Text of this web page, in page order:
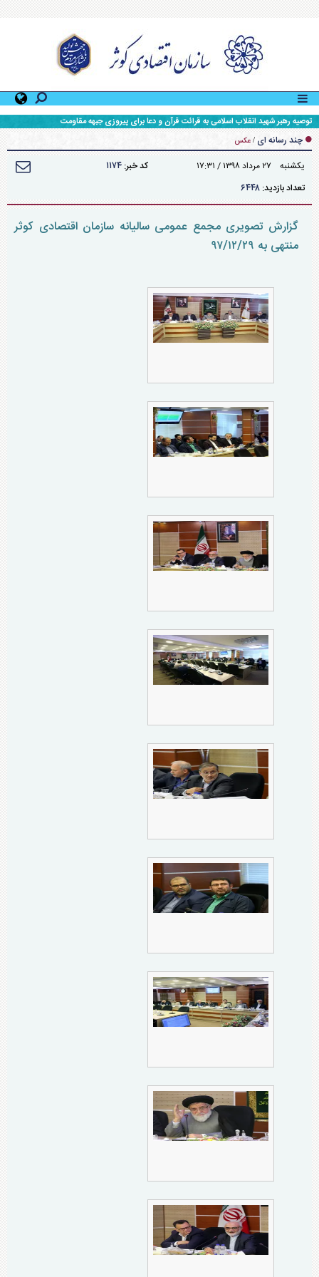
توصیه رهبر شهید انقلاب اسلامی به قرائت قرآن و دعا برای پیروزی جبهه مقاومت
چند رسانه ای / عکس
يکشنبه ۲۷ مرداد ۱۳۹۸ / ۱۷:۳۱ کد خبر: ۱۱۷۴
تعداد بازدید: ۶۴۴۸
گزارش تصویری مجمع عمومی سالیانه سازمان اقتصادی کوثر
منتهی به ۹۷/۱۲/۲۹